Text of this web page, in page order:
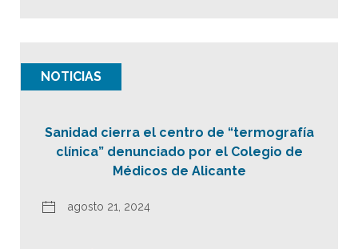
NOTICIAS
Sanidad cierra el centro de “termografía
clínica” denunciado por el Colegio de
Médicos de Alicante
agosto 21, 2024